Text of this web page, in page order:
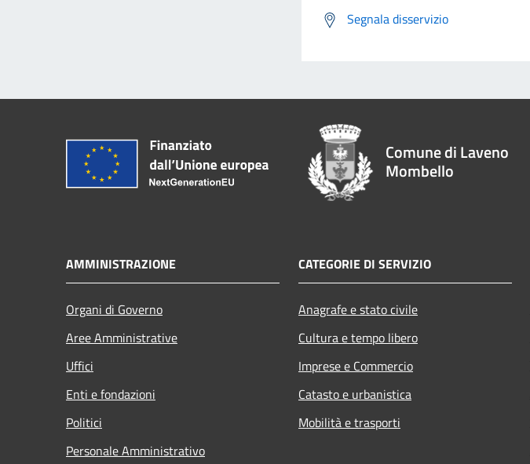
Segnala disservizio
Comune di Laveno
Mombello
AMMINISTRAZIONE
Organi di Governo
Aree Amministrative
Uffici
Enti e fondazioni
Politici
Personale Amministrativo
CATEGORIE DI SERVIZIO
Anagrafe e stato civile
Cultura e tempo libero
Imprese e Commercio
Catasto e urbanistica
Mobilità e trasporti